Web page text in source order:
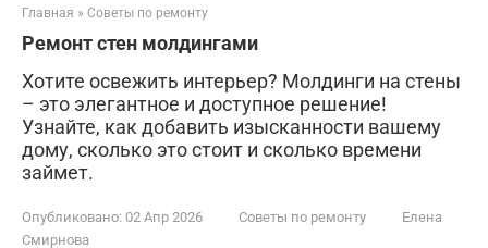
Главная » Советы по ремонту
Ремонт стен молдингами
Хотите освежить интерьер? Молдинги на стены
– это элегантное и доступное решение!
Узнайте, как добавить изысканности вашему
дому, сколько это стоит и сколько времени
займет.
Опубликовано: 02 Апр 2026 Советы по ремонту
Елена
Смирнова